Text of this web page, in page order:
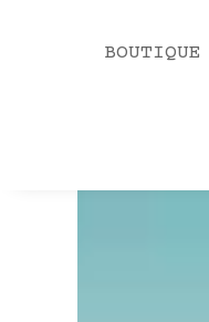
BOUTIQUE